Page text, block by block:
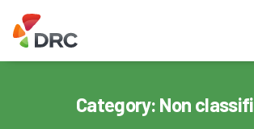
DisputeCategory: Non